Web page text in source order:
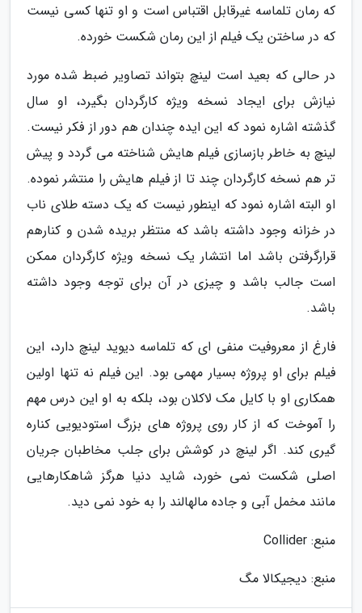
که رمان تلماسه غیرقابل اقتباس است و او تنها کسی نیست
که در ساختن یک فیلم از این رمان شکست خورده.
در حالی که بعید است لینچ بتواند تصاویر ضبط شده مورد
نیازش برای ایجاد نسخه ویژه کارگردان بگیرد، او سال
گذشته اشاره نمود که این ایده چندان هم دور از فکر نیست.
لینچ به خاطر بازسازی فیلم هایش شناخته می گردد و پیش
تر هم نسخه کارگردان چند تا از فیلم هایش را منتشر نموده.
او البته اشاره نمود که اینطور نیست که یک دسته طلای ناب
در خزانه وجود داشته باشد که منتظر بریده شدن و کنارهم
قرارگرفتن باشد اما انتشار یک نسخه ویژه کارگردان ممکن
است جالب باشد و چیزی در آن برای توجه وجود داشته
باشد.
فارغ از معروفیت منفی ای که تلماسه دیوید لینچ دارد، این
فیلم برای او پروژه بسیار مهمی بود. این فیلم نه تنها اولین
همکاری او با کایل مک لاکلان بود، بلکه به او این درس مهم
را آموخت که از کار روی پروژه های بزرگ استودیویی کناره
گیری کند. اگر لینچ در کوشش برای جلب مخاطبان جریان
اصلی شکست نمی خورد، شاید دنیا هرگز شاهکارهایی
مانند مخمل آبی و جاده مالهالند را به خود نمی دید.
منبع: Collider
منبع: دیجیکالا مگ